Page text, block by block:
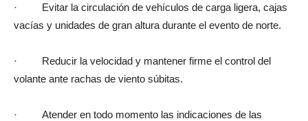
· Evitar la circulación de vehículos de carga ligera, cajas
vacías y unidades de gran altura durante el evento de norte.
· Reducir la velocidad y mantener firme el control del
volante ante rachas de viento súbitas.
· Atender en todo momento las indicaciones de las